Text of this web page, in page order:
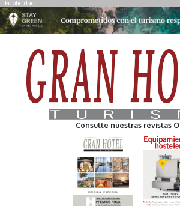
Publicidad
Consulte nuestras revistas